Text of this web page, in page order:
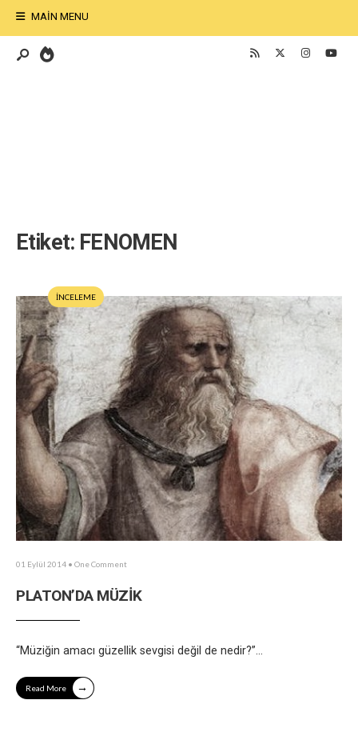
MAIN MENU
Etiket: FENOMEN
İNCELEME
01 Eylül 2014 • One Comment
PLATON’DA MÜZİK
“Müziğin amacı güzellik sevgisi değil de nedir?”...
Read More →